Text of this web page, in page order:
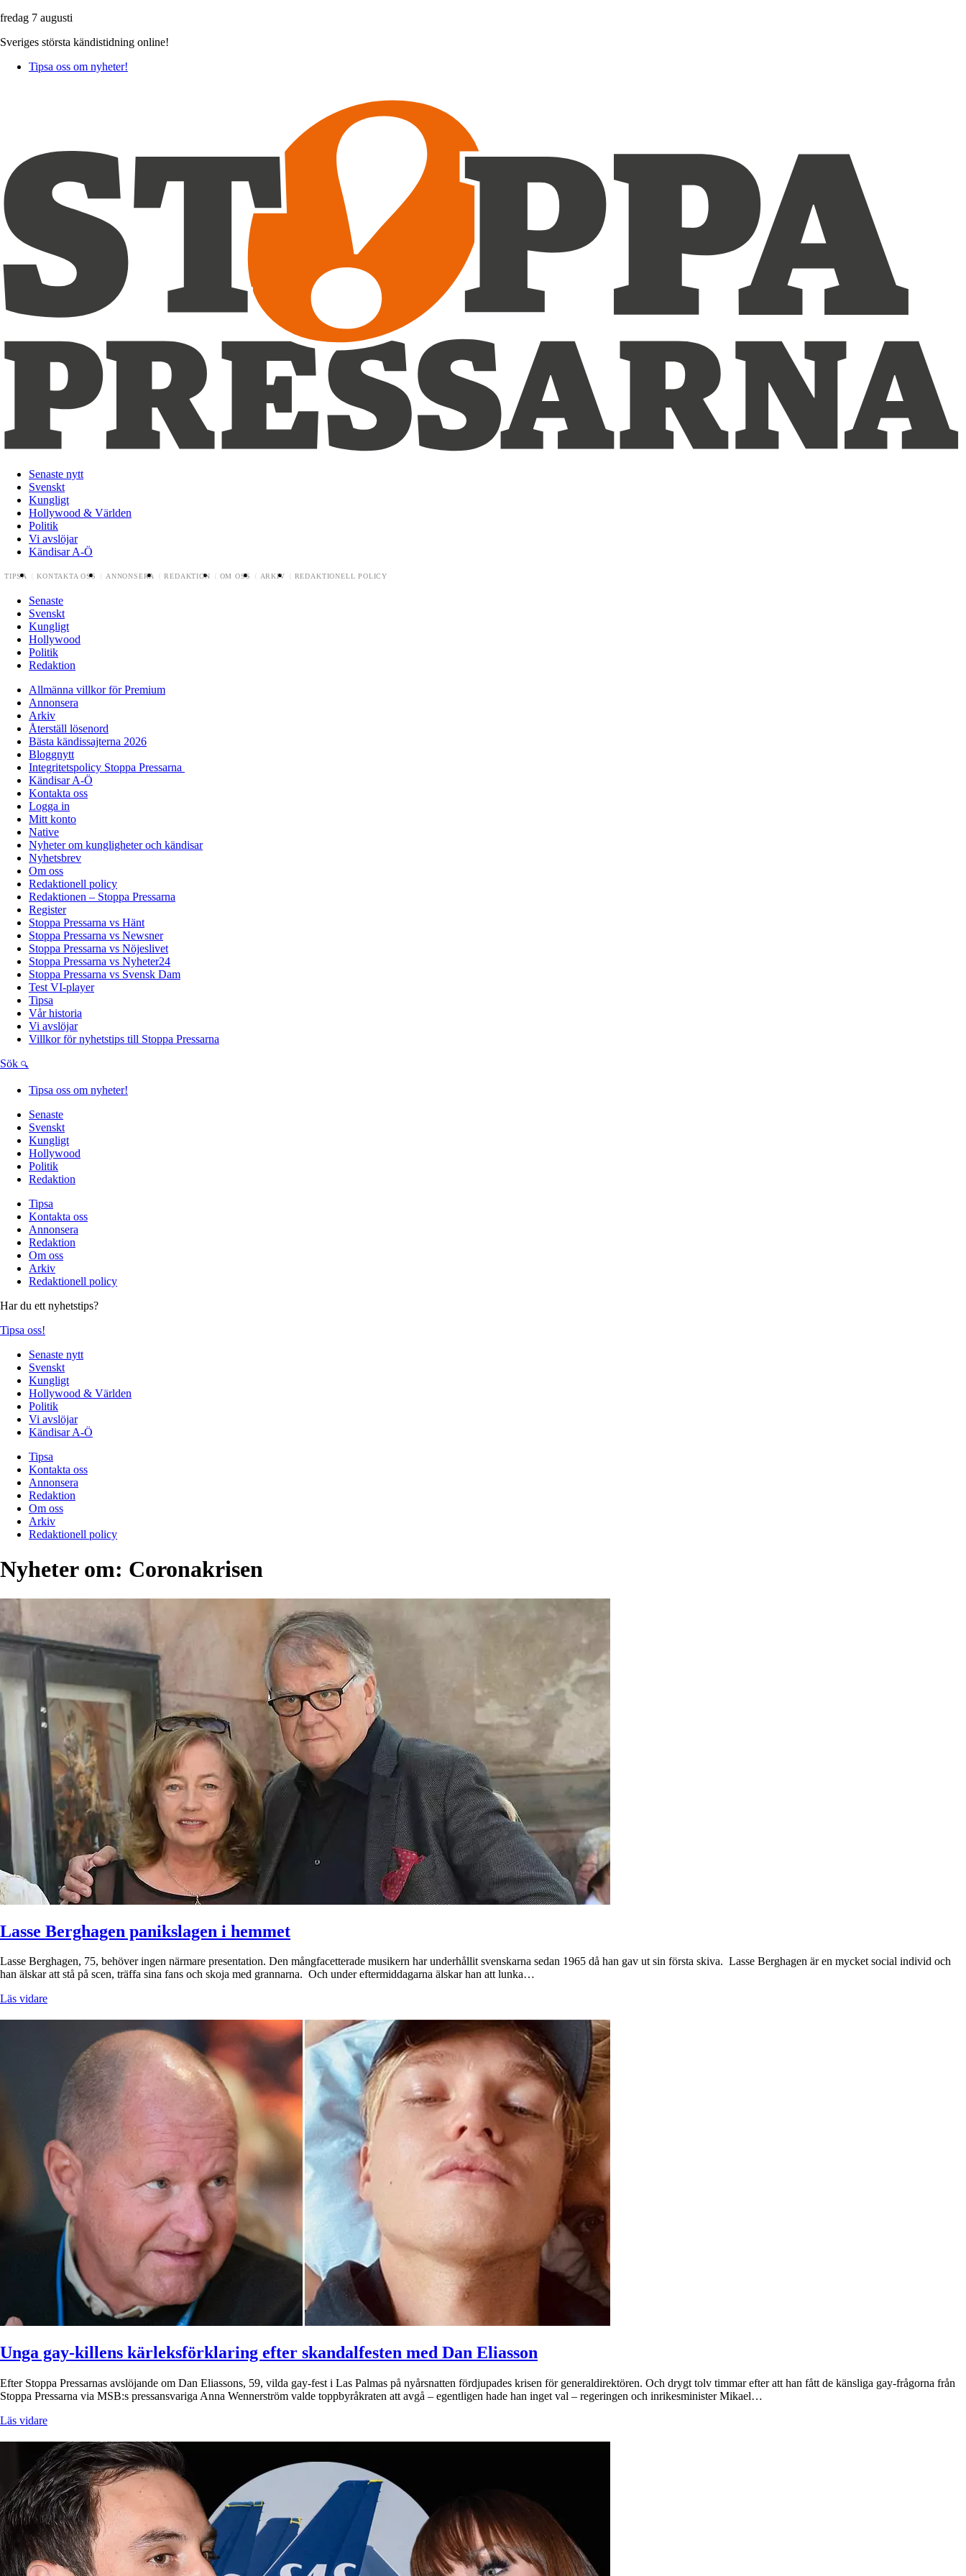
fredag 7 augusti
Sveriges största kändistidning online!
Tipsa oss om nyheter!
Senaste nytt
Svenskt
Kungligt
Hollywood & Världen
Politik
Vi avslöjar
Kändisar A-Ö
TIPSA KONTAKTA OSS ANNONSERA REDAKTION OM OSS ARKIV REDAKTIONELL POLICY
Senaste
Svenskt
Kungligt
Hollywood
Politik
Redaktion
Allmänna villkor för Premium
Annonsera
Arkiv
Återställ lösenord
Bästa kändissajterna 2026
Bloggnytt
Integritetspolicy Stoppa Pressarna
Kändisar A-Ö
Kontakta oss
Logga in
Mitt konto
Native
Nyheter om kungligheter och kändisar
Nyhetsbrev
Om oss
Redaktionell policy
Redaktionen – Stoppa Pressarna
Register
Stoppa Pressarna vs Hänt
Stoppa Pressarna vs Newsner
Stoppa Pressarna vs Nöjeslivet
Stoppa Pressarna vs Nyheter24
Stoppa Pressarna vs Svensk Dam
Test VI-player
Tipsa
Vår historia
Vi avslöjar
Villkor för nyhetstips till Stoppa Pressarna
Sök
Tipsa oss om nyheter!
Senaste
Svenskt
Kungligt
Hollywood
Politik
Redaktion
Tipsa
Kontakta oss
Annonsera
Redaktion
Om oss
Arkiv
Redaktionell policy
Har du ett nyhetstips?
Tipsa oss!
Senaste nytt
Svenskt
Kungligt
Hollywood & Världen
Politik
Vi avslöjar
Kändisar A-Ö
Tipsa
Kontakta oss
Annonsera
Redaktion
Om oss
Arkiv
Redaktionell policy
Nyheter om: Coronakrisen
Lasse Berghagen panikslagen i hemmet
Lasse Berghagen, 75, behöver ingen närmare presentation. Den mångfacetterade musikern har underhållit svenskarna sedan 1965 då han gav ut sin första skiva. Lasse Berghagen är en mycket social individ och
han älskar att stå på scen, träffa sina fans och skoja med grannarna. Och under eftermiddagarna älskar han att lunka…
Läs vidare
Unga gay-killens kärleksförklaring efter skandalfesten med Dan Eliasson
Efter Stoppa Pressarnas avslöjande om Dan Eliassons, 59, vilda gay-fest i Las Palmas på nyårsnatten fördjupades krisen för generaldirektören. Och drygt tolv timmar efter att han fått de känsliga gay-frågorna från
Stoppa Pressarna via MSB:s pressansvariga Anna Wennerström valde toppbyråkraten att avgå – egentligen hade han inget val – regeringen och inrikesminister Mikael…
Läs vidare